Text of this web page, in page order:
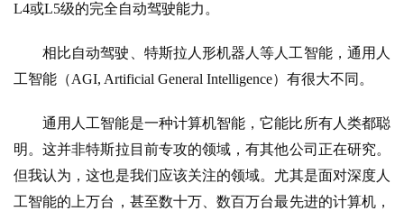
开
目
应
用
L4或L5级的完全自动驾驶能力。
相比自动驾驶、特斯拉人形机器人等人工智能，通用人
工智能（AGI, Artificial General Intelligence）有很大不同。
通用人工智能是一种计算机智能，它能比所有人类都聪
明。这并非特斯拉目前专攻的领域，有其他公司正在研究。
但我认为，这也是我们应该关注的领域。尤其是面对深度人
工智能的上万台，甚至数十万、数百万台最先进的计算机，